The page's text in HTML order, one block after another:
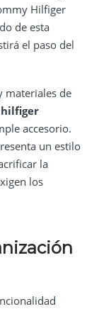
Hilfiger
de esta
el paso del
materiales de
accesorio.
un estilo
la
los